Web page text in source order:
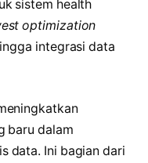
sistem health
optimization
integrasi data
baru dalam
data. Ini bagian dari